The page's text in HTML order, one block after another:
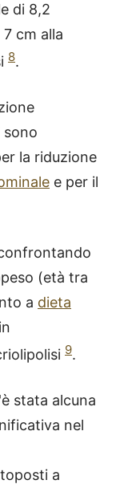
di 8,2
cm alla
8.
sono
la riduzione
e per il
(età tra
a dieta
9.
stata alcuna
nel
a